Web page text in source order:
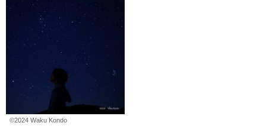
©︎2024 Waku Kondo